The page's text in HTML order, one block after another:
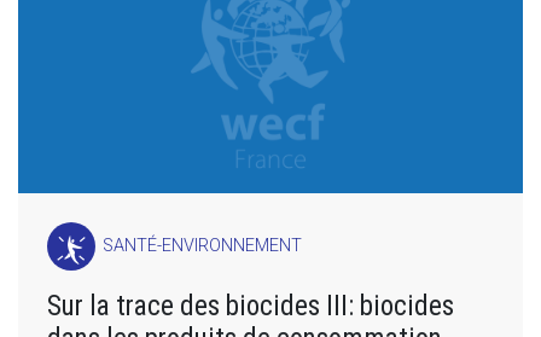
SANTÉ-ENVIRONNEMENT
Sur la trace des biocides III: biocides